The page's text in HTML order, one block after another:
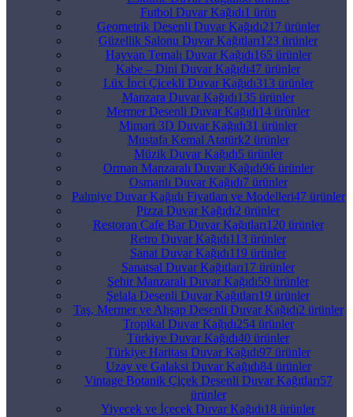
Futbol Duvar Kağıdı1 ürün
Geometrik Desenli Duvar Kağıdı217 ürünler
Güzellik Salonu Duvar Kağıtları123 ürünler
Hayvan Temalı Duvar Kağıdı165 ürünler
Kabe – Dini Duvar Kağıdı47 ürünler
Lüx İnci Çicekli Duvar Kağıdı313 ürünler
Manzara Duvar Kağıdı135 ürünler
Mermer Desenli Duvar Kağıdı14 ürünler
Mimari 3D Duvar Kağıdı31 ürünler
Mustafa Kemal Atatürk2 ürünler
Müzik Duvar Kağıdı5 ürünler
Orman Manzaralı Duvar Kağıdı96 ürünler
Osmanlı Duvar Kağıdı7 ürünler
Palmiye Duvar Kağıdı Fiyatları ve Modelleri47 ürünler
Pizza Duvar Kağıdı2 ürünler
Restoran Cafe Bar Duvar Kağıtları120 ürünler
Retro Duvar Kağıdı113 ürünler
Sanat Duvar Kağıdı119 ürünler
Sanatsal Duvar Kağıtları17 ürünler
Şehir Manzaralı Duvar Kağıdı59 ürünler
Şelala Desenli Duvar Kağıtları19 ürünler
Taş, Mermer ve Ahşap Desenli Duvar Kağıdı2 ürünler
Tropikal Duvar Kağıdı254 ürünler
Türkiye Duvar Kağıdı40 ürünler
Türkiye Haritası Duvar Kağıdı97 ürünler
Uzay ve Galaksi Duvar Kağıdı84 ürünler
Vintage Botanik Çiçek Desenli Duvar Kağıtları57
ürünler
Yiyecek ve İçecek Duvar Kağıdı18 ürünler